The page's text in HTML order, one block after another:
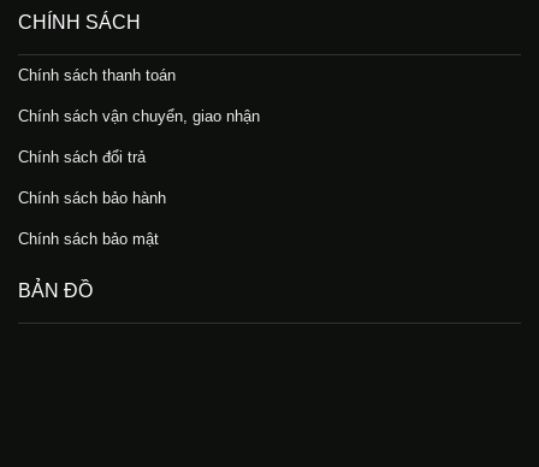
CHÍNH SÁCH
Chính sách thanh toán
Chính sách vận chuyển, giao nhận
Chính sách đổi trả
Chính sách bảo hành
Chính sách bảo mật
BẢN ĐỒ